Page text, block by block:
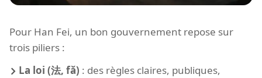
Pour Han Fei, un bon gouvernement repose sur
trois piliers :
La loi (法, fǎ) : des règles claires, publiques,